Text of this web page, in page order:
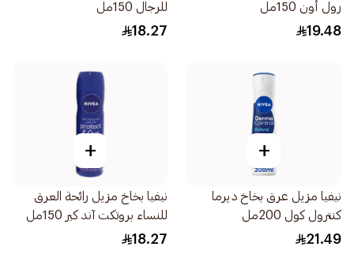
رول أون 150مل
19.48
للرجال 150مل
18.27
+
نيفيا مزيل عرق بخاخ ديرما
كنترول كول 200مل
21.49
+
نيفيا بخاخ مزيل رائحة العرق
للنساء بروتكت آند كير 150مل
18.27